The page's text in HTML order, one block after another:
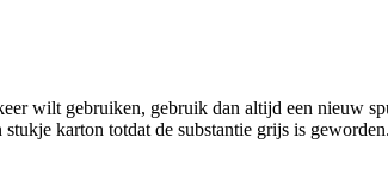
wilt gebruiken, gebruik dan altijd een nieuw
karton totdat de substantie grijs is